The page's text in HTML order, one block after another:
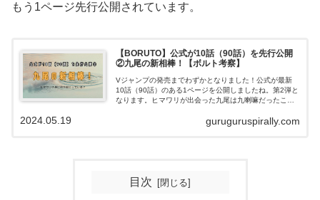
もう1ページ先行公開されています。
【BORUTO】公式が10話（90話）を先行公開
②九尾の新相棒！【ボルト考察】
Vジャンプの発売までわずかとなりました！公式が最新
10話（90話）のある1ページを公開しましたね。第2弾と
なります。ヒマワリが出会った九尾は九喇嘛だったこと
について考えられることをまとめてみました。
guruguruspirally.com
2024.05.19
目次